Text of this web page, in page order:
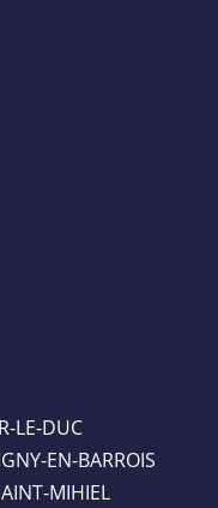
LE-DUC
EN-BARROIS
MIHIEL